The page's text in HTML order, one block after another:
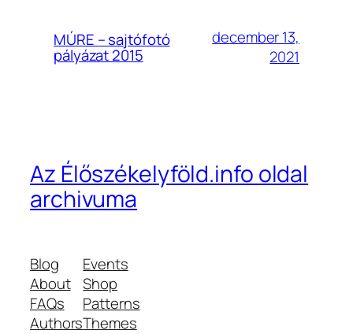
MÚRE – sajtófotó
pályázat 2015
december 13,
2021
Az Élőszékelyföld.info oldal
archivuma
Blog
About
FAQs
Authors
Events
Shop
Patterns
Themes